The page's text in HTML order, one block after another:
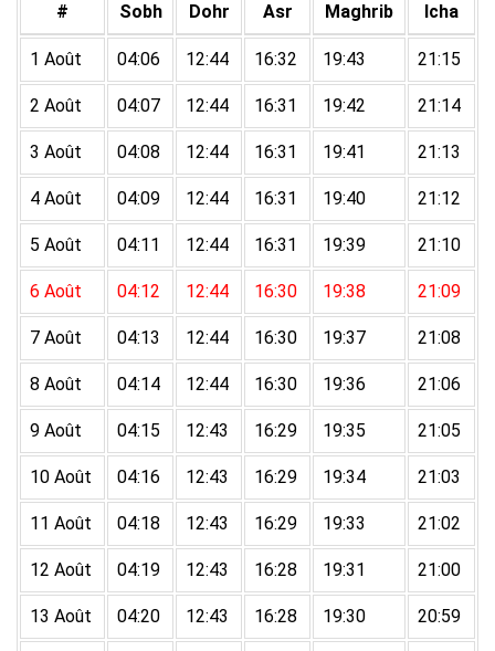
# Sobh Dohr Asr Maghrib Icha
1 Août 04:06 12:44 16:32 19:43 21:15
2 Août 04:07 12:44 16:31 19:42 21:14
3 Août 04:08 12:44 16:31 19:41 21:13
4 Août 04:09 12:44 16:31 19:40 21:12
5 Août 04:11 12:44 16:31 19:39 21:10
6 Août 04:12 12:44 16:30 19:38 21:09
7 Août 04:13 12:44 16:30 19:37 21:08
8 Août 04:14 12:44 16:30 19:36 21:06
9 Août 04:15 12:43 16:29 19:35 21:05
10 Août 04:16 12:43 16:29 19:34 21:03
11 Août 04:18 12:43 16:29 19:33 21:02
12 Août 04:19 12:43 16:28 19:31 21:00
13 Août 04:20 12:43 16:28 19:30 20:59